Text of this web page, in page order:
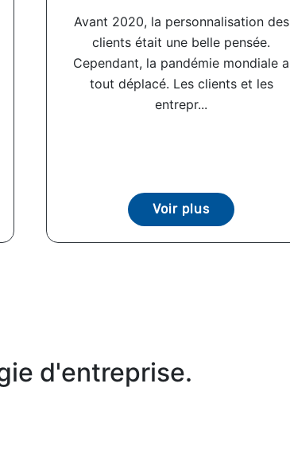
Avant 2020, la personnalisation des
clients était une belle pensée.
Cependant, la pandémie mondiale a
tout déplacé. Les clients et les
entrepr...
Voir plus
d'entreprise.